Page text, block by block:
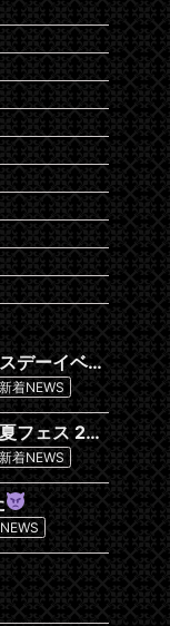
【イベント】8/8(土)『めたバースデーイベント』開催です
新着NEWS
フェス 2026~沖縄編~』
新着NEWS